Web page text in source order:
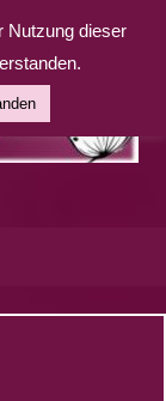
Nutzung dieser